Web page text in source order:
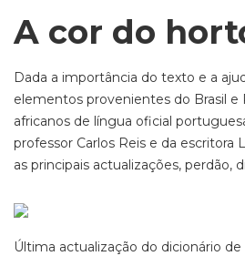
A cor do
Dada a importância do texto e a
elementos provenientes do Brasil e
africanos de língua oficial
professor Carlos Reis e da escritora
as principais actualizações, perdão,
Última actualização do dicionário